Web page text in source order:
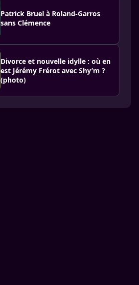
Patrick Bruel à Roland-Garros
sans Clémence
Divorce et nouvelle idylle : où en
est Jérémy Frérot avec Shy’m ?
(photo)